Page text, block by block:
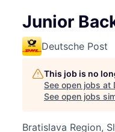
Junior
Deutsche Post
This job is no
See open jobs at
See open jobs
Bratislava Region,